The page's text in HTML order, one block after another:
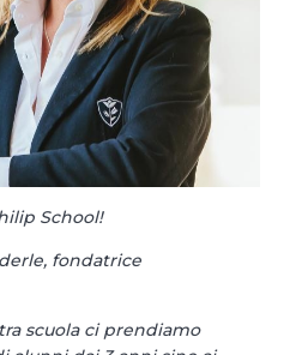
School!
fondatrice
scuola ci prendiamo